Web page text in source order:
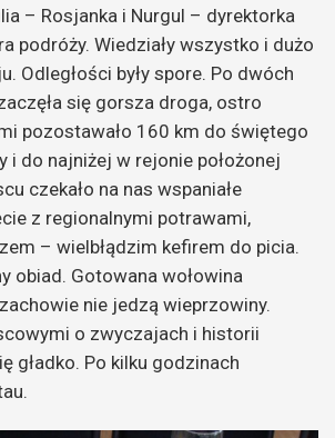
– Rosjanka i Nurgul – dyrektorka
podróży. Wiedziały wszystko i dużo
Odległości były spore. Po dwóch
się gorsza droga, ostro
pozostawało 160 km do świętego
i do najniżej w rejonie położonej
czekało na nas wspaniałe
z regionalnymi potrawami,
– wielbłądzim kefirem do picia.
obiad. Gotowana wołowina
nie jedzą wieprzowiny.
o zwyczajach i historii
gładko. Po kilku godzinach